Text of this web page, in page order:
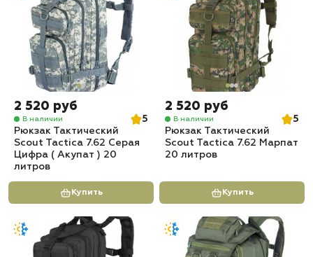
2 520 руб
В наличии
5
Рюкзак Тактический
Scout Tactica 7.62 Серая
Цифра ( Акупат ) 20
литров
Купить
2 520 руб
В наличии
5
Рюкзак Тактический
Scout Tactica 7.62 Марпат
20 литров
Купить